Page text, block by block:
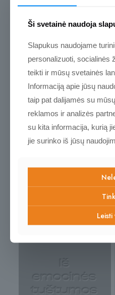
Rašyti atsiliepimą gali tik
Kviečiame
Ši svetainė naudoja
Slapukus naudojame
personalizuoti, socialinės
teikti ir mūsų svetainės
Informaciją apie jūsų
taip pat dalijamės su
reklamos ir analizės
su kita informacija, kurią
jie surinko iš jūsų
Leisti